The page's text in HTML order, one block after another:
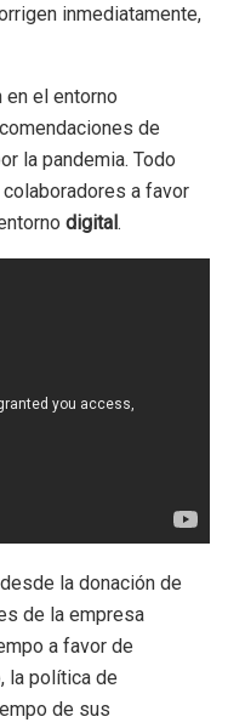
inmediatamente,
en el entorno
de
la pandemia. Todo
a favor
digital.
la donación de
de la empresa
a favor de
la política de
de sus